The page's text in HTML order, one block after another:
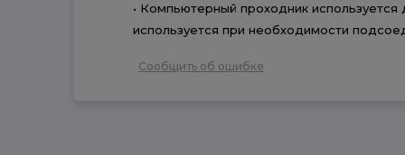
• Компьютерный проходник
используется при необходимости
Сообщить об ошибке